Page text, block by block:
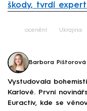
škody, tvrdí
ocenění Ukrajina
Barbora Pištorová
Vystudovala
Karlově. První
Euractiv, kde se